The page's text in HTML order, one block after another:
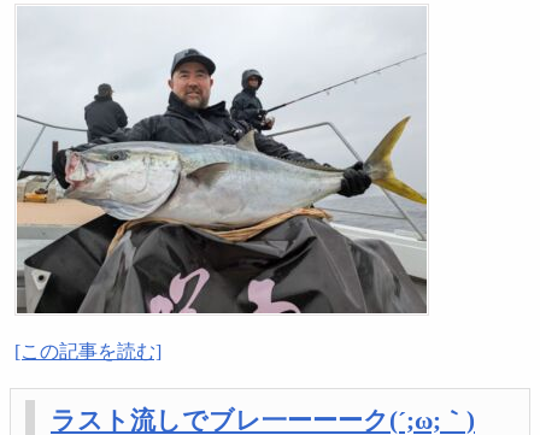
[この記事を読む]
ラスト流しでブレ一ーーーク(´;ω;｀)